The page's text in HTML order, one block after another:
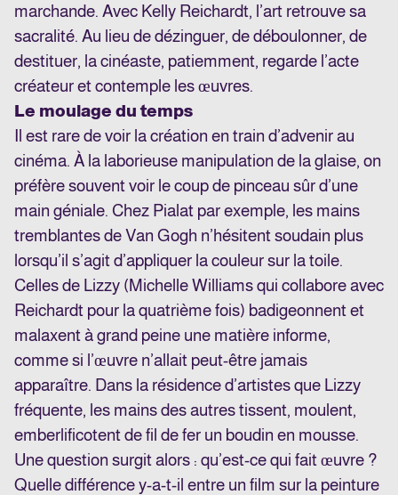
marchande. Avec Kelly Reichardt, l’art retrouve sa
sacralité. Au lieu de dézinguer, de déboulonner, de
destituer, la cinéaste, patiemment, regarde l’acte
créateur et contemple les œuvres.
Le moulage du temps
Il est rare de voir la création en train d’advenir au
cinéma. À la laborieuse manipulation de la glaise, on
préfère souvent voir le coup de pinceau sûr d’une
main géniale. Chez Pialat par exemple, les mains
tremblantes de Van Gogh n’hésitent soudain plus
lorsqu’il s’agit d’appliquer la couleur sur la toile.
Celles de Lizzy (Michelle Williams qui collabore avec
Reichardt pour la quatrième fois) badigeonnent et
malaxent à grand peine une matière informe,
comme si l’œuvre n’allait peut-être jamais
apparaître. Dans la résidence d’artistes que Lizzy
fréquente, les mains des autres tissent, moulent,
emberlificotent de fil de fer un boudin en mousse.
Une question surgit alors : qu’est-ce qui fait œuvre ?
Quelle différence y-a-t-il entre un film sur la peinture